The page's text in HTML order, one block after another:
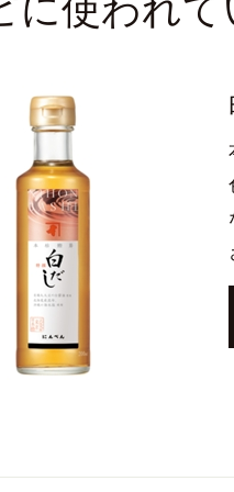
に使われて